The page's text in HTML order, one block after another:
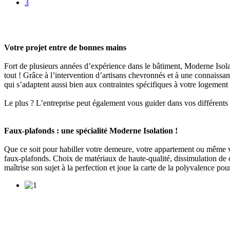
3
Votre projet entre de bonnes mains
Fort de plusieurs années d’expérience dans le bâtiment, Moderne
tout ! Grâce à l’intervention d’artisans chevronnés et à une
qui s’adaptent aussi bien aux contraintes spécifiques à votre
Le plus ? L’entreprise peut également vous guider dans vos
Faux-plafonds : une spécialité Moderne Isolation !
Que ce soit pour habiller votre demeure, votre appartement ou
faux-plafonds. Choix de matériaux de haute-qualité, dissimulation de
maîtrise son sujet à la perfection et joue la carte de la polyvalence